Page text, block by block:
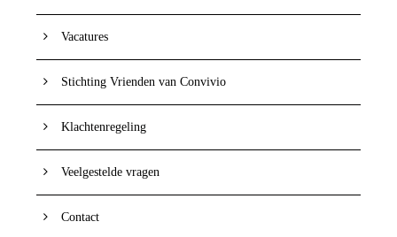
Vacatures
Stichting Vrienden van Convivio
Klachtenregeling
Veelgestelde vragen
Contact